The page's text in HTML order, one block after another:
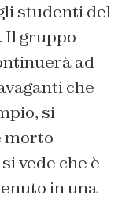
studenti del
Il gruppo
ad
che
si
morto
si vede che è
in una